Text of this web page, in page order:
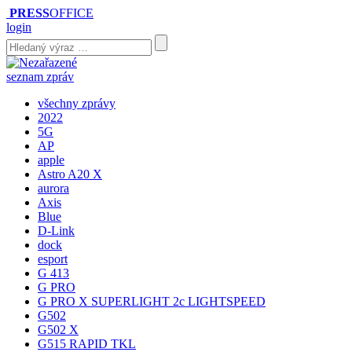
PRESSOFFICE
login
seznam zpráv
všechny zprávy
2022
5G
AP
apple
Astro A20 X
aurora
Axis
Blue
D-Link
dock
esport
G 413
G PRO
G PRO X SUPERLIGHT 2c LIGHTSPEED
G502
G502 X
G515 RAPID TKL